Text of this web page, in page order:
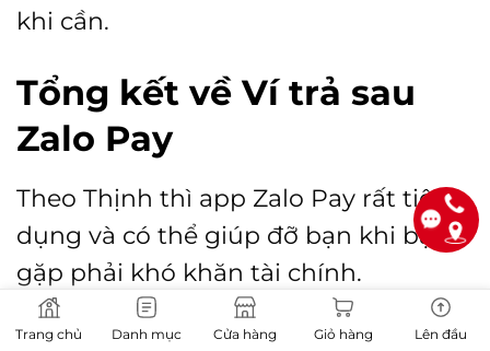
khi cần.
Tổng kết về Ví trả sau
Zalo Pay
Theo Thịnh thì app Zalo Pay rất tiện
dụng và có thể giúp đỡ bạn khi bạn
gặp phải khó khăn tài chính.
Thay vì phải vay mượn bạn bè và
Trang chủ Danh mục Cửa hàng Giỏ hàng Lên đầu